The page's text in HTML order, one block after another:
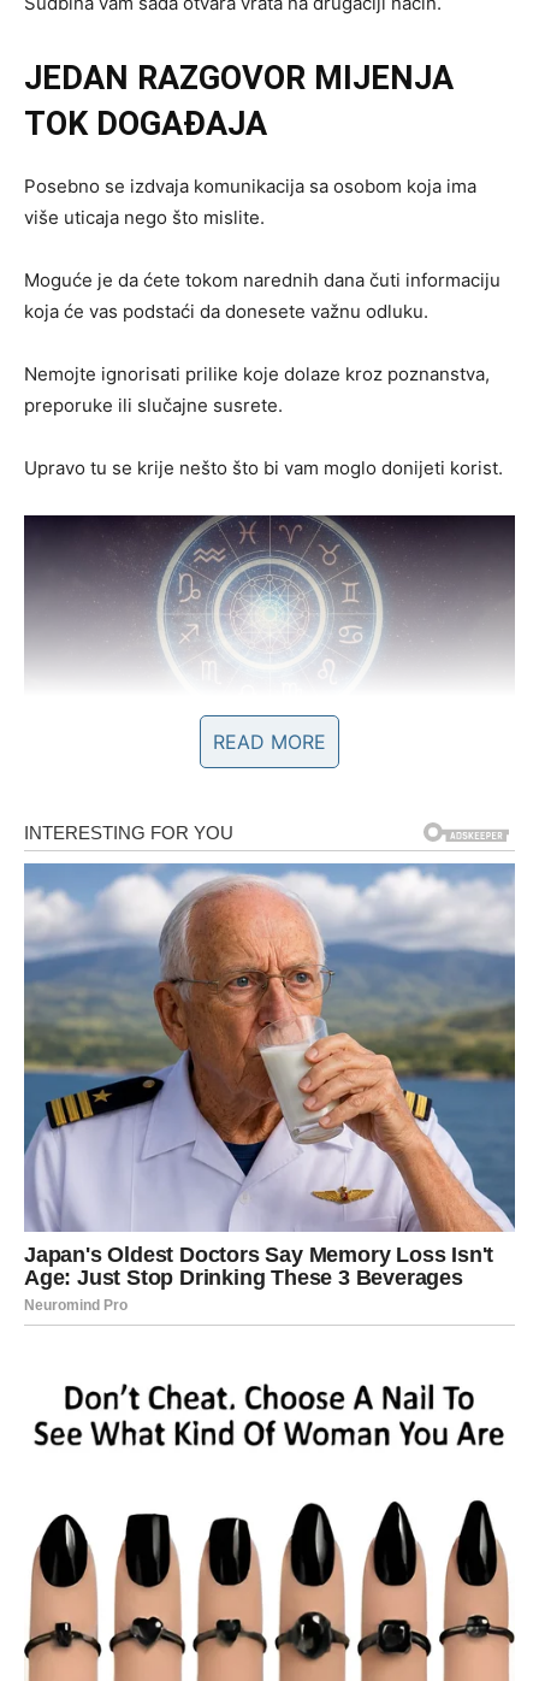
JEDAN RAZGOVOR MIJENJA
TOK DOGAĐAJA
Posebno se izdvaja komunikacija sa osobom koja ima
više uticaja nego što mislite.
Moguće je da ćete tokom narednih dana čuti informaciju
koja će vas podstaći da donesete važnu odluku.
Nemojte ignorisati prilike koje dolaze kroz poznanstva,
preporuke ili slučajne susrete.
Upravo tu se krije nešto što bi vam moglo donijeti korist.
VRIJEME JE DA NAPLATITE
SVOJ TRUD
Dugo ste ulagali vrijeme i energiju u nešto što nije odmah
davalo rezultate.
Ponekad ste se pitali ima li smisla nastaviti.
Ali zvijezde pokazuju da sada dolazi period kada ćete
početi vidjeti konkretne koristi od svega što ste radili.
Možda neće sve doći odjednom.
Ali prvi znakovi uspjeha biće veoma ohrabrujući.
SREĆA VAS PRATI I U MALIM
STVARIMA
Nije sve samo u novcu.
Ova sedmica donosi i niz lijepih trenutaka koji će vam
popraviti raspoloženje.
Moguće su dobre vijesti od osobe do koje vam je stalo.
Pomirenje nakon nesporazuma.
READ MORE